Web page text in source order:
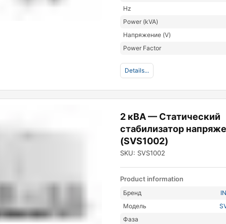
Hz
Power (kVA)
Напряжение (V)
Power Factor
Details...
2 кВА — Статический
стабилизатор
(SVS1002)
SKU: SVS1002
Product information
Бренд
Модель
Фаза